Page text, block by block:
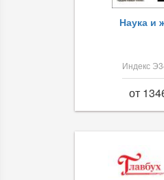
Наука и
Индекс
от